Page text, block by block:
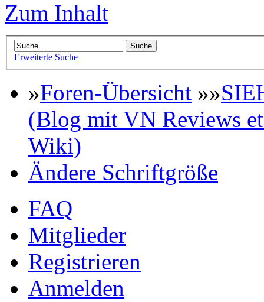
Zum Inhalt
Erweiterte Suche
»Foren-Übersicht »»
(Blog mit VN Reviews
Wiki)
Ändere Schriftgröße
FAQ
Mitglieder
Registrieren
Anmelden